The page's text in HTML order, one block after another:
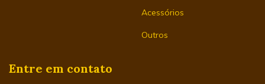
Acessórios
Outros
Entre em contato